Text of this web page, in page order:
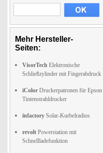
Mehr Hersteller-
Seiten:
VisorTech Elektronische
Schließzylinder mit Fingerabdruck
iColor Druckerpatronen für Epson
Tintenstrahldrucker
infactory Solar-Kurbelradios
revolt Powerstation mit
Schnellladefunktion